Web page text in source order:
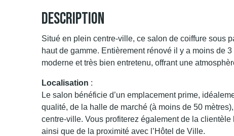
Description
Situé en plein centre-ville, ce salon de coiffure sous
haut de gamme. Entièrement rénové il y a moins de
moderne et très bien entretenu, offrant une
Localisation :
Le salon bénéficie d’un emplacement prime,
qualité, de la halle de marché (à moins de 50
centre-ville. Vous profiterez également de la
ainsi que de la proximité avec l’Hôtel de Ville.